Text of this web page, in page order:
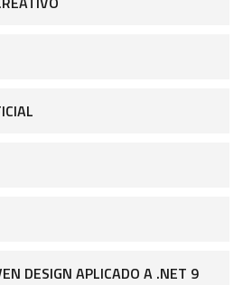
DESIGN APLICADO A .NET 9